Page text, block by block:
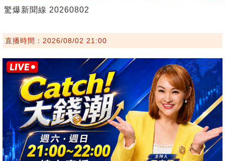
驚爆新聞線 20260802
直播時間：2026/08/02 21:00